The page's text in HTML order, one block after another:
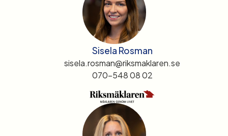
Sisela Rosman
sisela.rosman@riksmaklaren.se
070-548 08 02